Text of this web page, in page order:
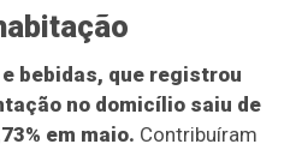
bebidas, que registrou
no domicílio saiu de
em maio. Contribuíram